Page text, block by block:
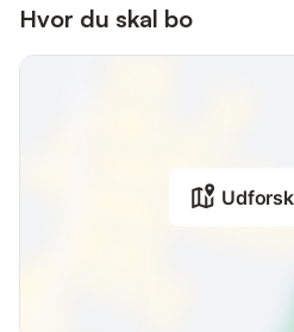
Hvor du skal bo